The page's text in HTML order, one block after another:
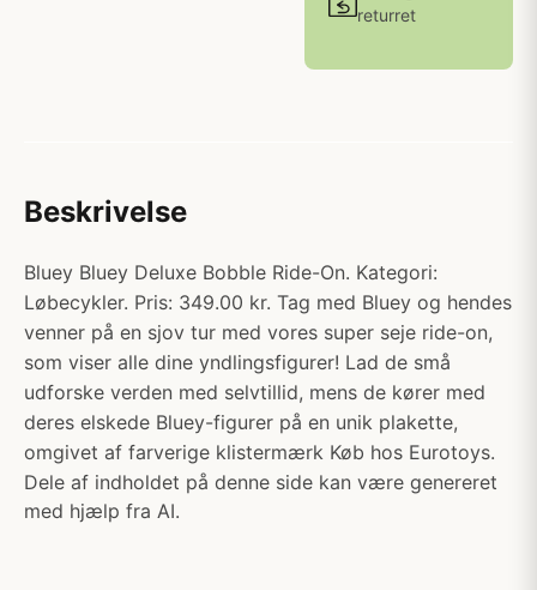
returret
Beskrivelse
Bluey Bluey Deluxe Bobble Ride-On. Kategori:
Løbecykler. Pris: 349.00 kr. Tag med Bluey og hendes
venner på en sjov tur med vores super seje ride-on,
som viser alle dine yndlingsfigurer! Lad de små
udforske verden med selvtillid, mens de kører med
deres elskede Bluey-figurer på en unik plakette,
omgivet af farverige klistermærk Køb hos Eurotoys.
Dele af indholdet på denne side kan være genereret
med hjælp fra AI.